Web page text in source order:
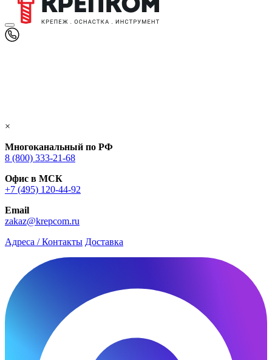
×
Многоканальный по РФ
8 (800) 333‑21-68
Офис в МСК
+7 (495) 120-44-92
Email
zakaz@krepcom.ru
Адреса / Контакты Доставка